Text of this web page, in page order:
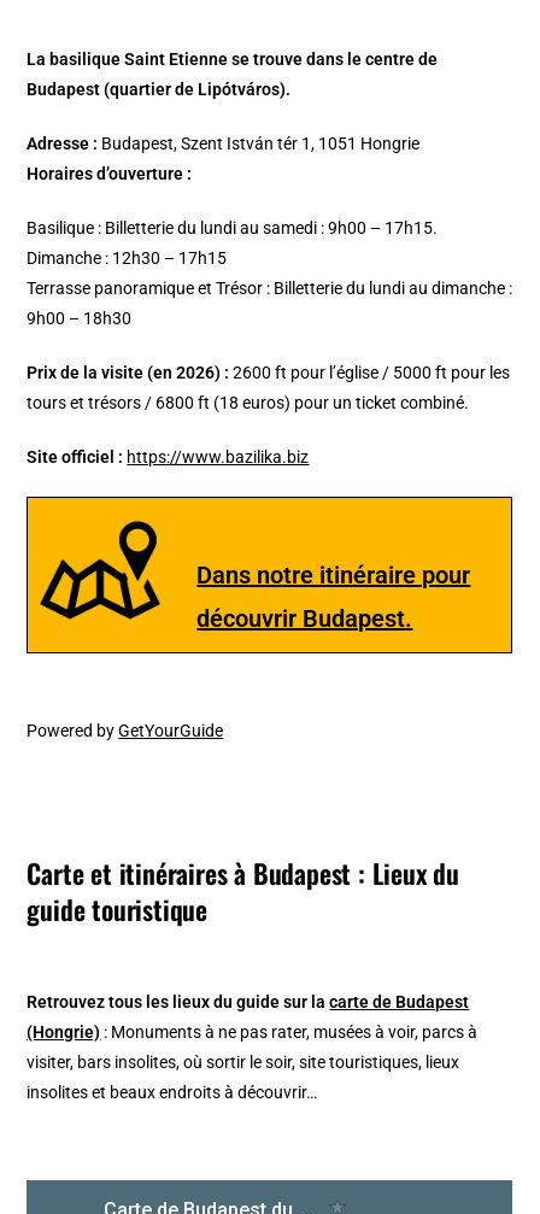
La basilique Saint Etienne se trouve dans le centre de
Budapest (quartier de Lipótváros).
Adresse : Budapest, Szent István tér 1, 1051 Hongrie
Horaires d’ouverture :
Basilique : Billetterie du lundi au samedi : 9h00 – 17h15.
Dimanche : 12h30 – 17h15
Terrasse panoramique et Trésor : Billetterie du lundi au dimanche :
9h00 – 18h30
Prix de la visite (en 2026) :2600 ft pour l’église / 5000 ft pour les
tours et trésors / 6800 ft (18 euros) pour un ticket combiné.
Site officiel : https://www.bazilika.biz
Dans notre itinéraire pour
découvrir Budapest.
Powered byGetYourGuide
Carte et itinéraires à Budapest : Lieux du
guide touristique
Retrouvez tous les lieux du guide sur lacarte de Budapest
(Hongrie) : Monuments à ne pas rater, musées à voir, parcs à
visiter, bars insolites, où sortir le soir, site touristiques, lieux
insolites et beaux endroits à découvrir…